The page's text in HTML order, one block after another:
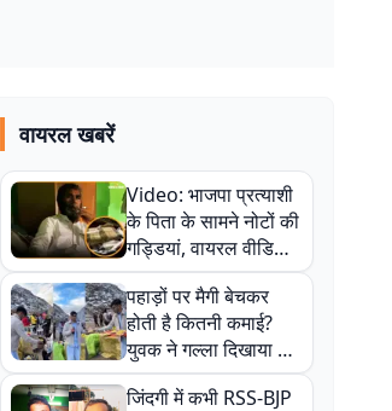
वायरल खबरें
Video: भाजपा प्रत्याशी
के पिता के सामने नोटों की
गड्डियां, वायरल वीडियो
से राजनीति में उबाल,
अजित महतो बोले- TMC
की गंदी चाल
पहाड़ों पर मैगी बेचकर
होती है कितनी कमाई?
युवक ने गल्ला दिखाया तो
नौकरी वालों के खड़े हो गए
कान
जिंदगी में कभी RSS-BJP